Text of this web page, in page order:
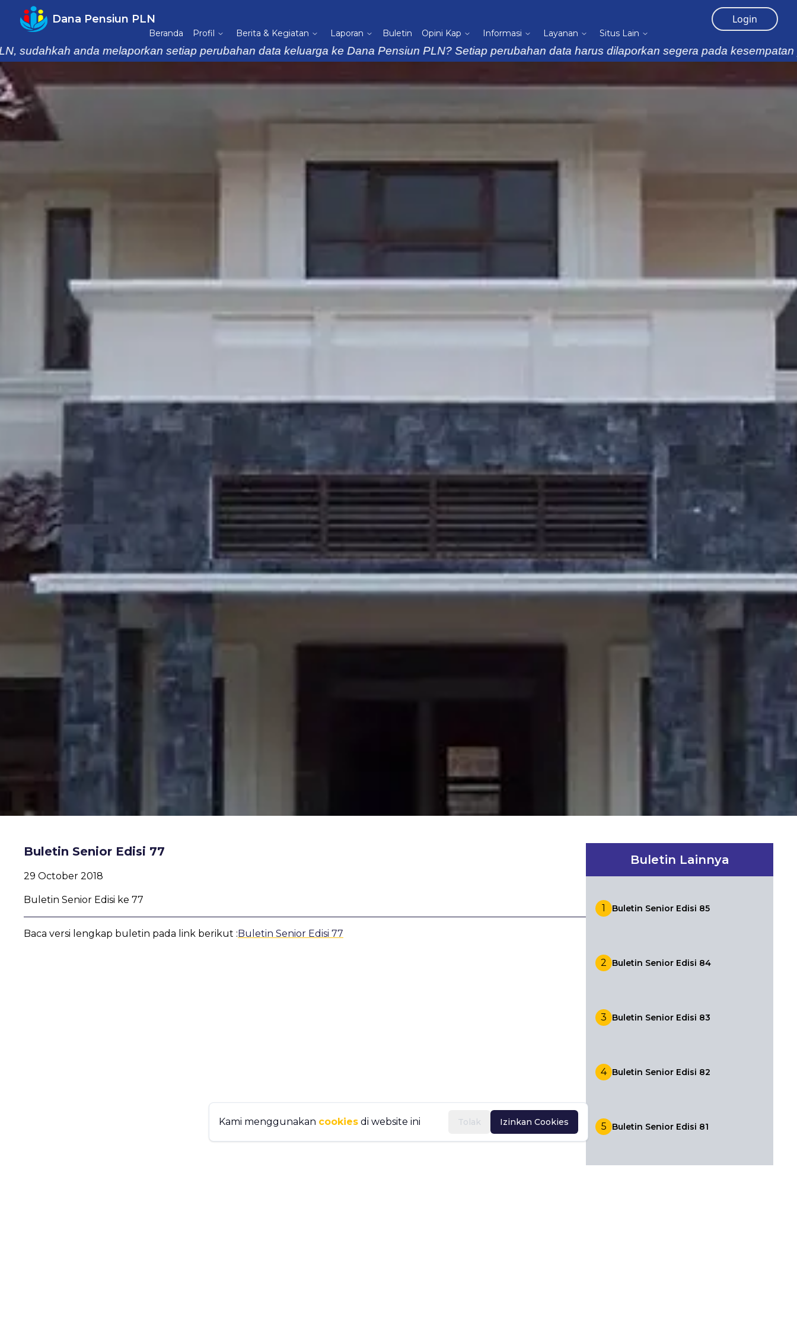
Dana Pensiun PLN Login
Beranda Profil Berita & Kegiatan Laporan Buletin Opini Kap Informasi Layanan Situs Lain
anda melaporkan setiap perubahan data keluarga ke Dana Pensiun PLN? Setiap perubahan data harus dilaporkan segera pada kesempatan
Buletin Senior Edisi 77
29 October 2018
Buletin Senior Edisi ke 77
Baca versi lengkap buletin pada link berikut :Buletin Senior Edisi 77
Buletin Lainnya
1 Buletin Senior Edisi 85
2 Buletin Senior Edisi 84
3 Buletin Senior Edisi 83
4 Buletin Senior Edisi 82
5 Buletin Senior Edisi 81
Kami menggunakan cookies di website ini Tolak Izinkan Cookies